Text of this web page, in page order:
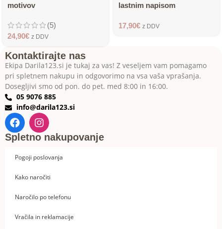
motivov
(5)
24,90€ z DDV
lastnim napisom
17,90€ z DDV
Kontaktirajte nas
Ekipa Darila123.si je tukaj za vas! Z veseljem vam pomagamo
pri spletnem nakupu in odgovorimo na vsa vaša vprašanja.
Dosegljivi smo od pon. do pet. med 8:00 in 16:00.
05 9076 885
info@darila123.si
Spletno nakupovanje
Pogoji poslovanja
Kako naročiti
Naročilo po telefonu
Vračila in reklamacije